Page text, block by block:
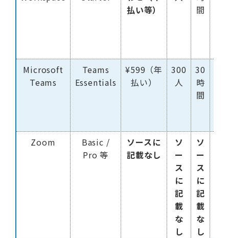
払い等）
間
Microsoft
Teams
Teams
Essentials
¥599（年
払い）
300
人
30
時
間
Zoom
Basic /
Pro 等
ソースに
記載なし
ソ
ー
ス
に
記
載
な
し
ソ
ー
ス
に
記
載
な
し